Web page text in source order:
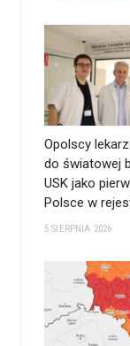
Opolscy
do światowej
USK jako
Polsce w
5 SIERPNIA 2026